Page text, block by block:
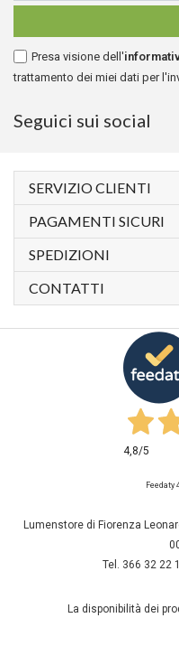
Presa visione dell'
trattamento dei miei dati per
Seguici sui social
SERVIZIO CLIENTI
PAGAMENTI SICURI
SPEDIZIONI
CONTATTI
Lumenstore di Fiorenza
Tel. 366 32 22
La disponibilità dei
4,8/5
Feedaty